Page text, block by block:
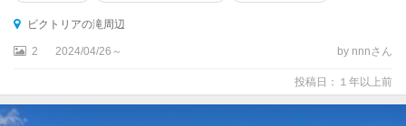
ビクトリアの滝周辺
2 2024/04/26～ by nnnさん
投稿日：１年以上前